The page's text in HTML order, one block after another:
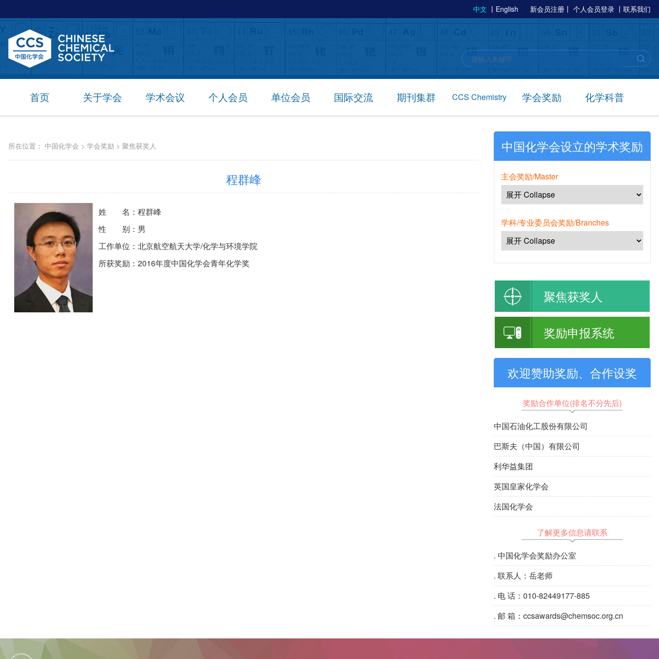
中文 丨 English 新会员注册 丨 个人会员登录 丨 联系我们
首页 关于学会 学术会议 个人会员 单位会员 国际交流 期刊集群 CCS Chemistry 学会奖励 化学科普
所在位置： 中国化学会 > 学会奖励 > 聚焦获奖人
程群峰
姓 名：程群峰
性 别：男
工作单位：北京航空航天大学/化学与环境学院
所获奖励：2016年度中国化学会青年化学奖
中国化学会设立的学术奖励
主会奖励/Master
学科/专业委员会奖励/Branches
聚焦获奖人
奖励申报系统
欢迎赞助奖励、合作设奖
奖励合作单位(排名不分先后)
中国石油化工股份有限公司
巴斯夫（中国）有限公司
利华益集团
英国皇家化学会
法国化学会
了解更多信息请联系
. 中国化学会奖励办公室
. 联系人：岳老师
. 电 话：010-82449177-885
. 邮 箱：ccsawards@chemsoc.org.cn